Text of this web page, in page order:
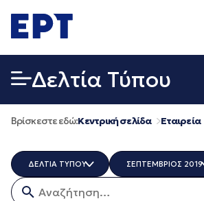
σε
περιεχόμενο
Δελτία Τύπου
Βρίσκεστε εδώ:Κεντρική σελίδα Εταιρεία
ΔΕΛΤΙΑ ΤΥΠΟΥ
ERT COSMOS
ΣΕΠΤΕΜΒΡΙΟΣ 2019
Αναζήτηση για: